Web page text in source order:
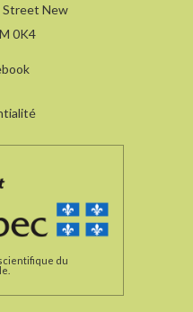
Street New
0K4
du